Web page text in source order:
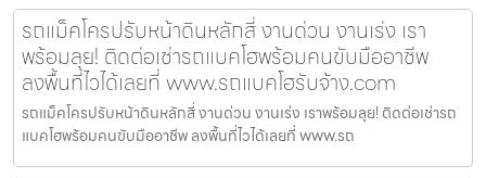
รถแม็คโครปรับหน้าดินหลักสี่ งานด่วน งานเร่ง เรา
พร้อมลุย! ติดต่อเช่ารถแบคโฮพร้อมคนขับมืออาชีพ
ลงพื้นที่ไวได้เลยที่ www.รถแบคโฮรับจ้าง.com
รถแม็คโครปรับหน้าดินหลักสี่ งานด่วน งานเร่ง เราพร้อมลุย! ติดต่อเช่ารถ
แบคโฮพร้อมคนขับมืออาชีพ ลงพื้นที่ไวได้เลยที่ www.รถ